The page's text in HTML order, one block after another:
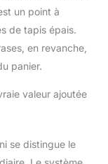
Wi-Fi
et
de la
serpillère,
un point à
de tapis épais.
en revanche,
panier.
valeur ajoutée
se distingue le